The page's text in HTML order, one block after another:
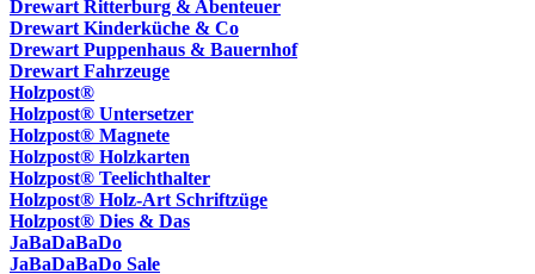
Drewart Ritterburg & Abenteuer
Drewart Kinderküche & Co
Drewart Puppenhaus & Bauernhof
Drewart Fahrzeuge
Holzpost®
Holzpost® Untersetzer
Holzpost® Magnete
Holzpost® Holzkarten
Holzpost® Teelichthalter
Holzpost® Holz-Art Schriftzüge
Holzpost® Dies & Das
JaBaDaBaDo
JaBaDaBaDo Sale